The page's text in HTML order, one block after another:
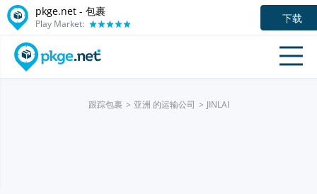
pkge.net - 包裹
Play Market: 下载
跟踪包裹 亚洲 的运输公司 JINLAI